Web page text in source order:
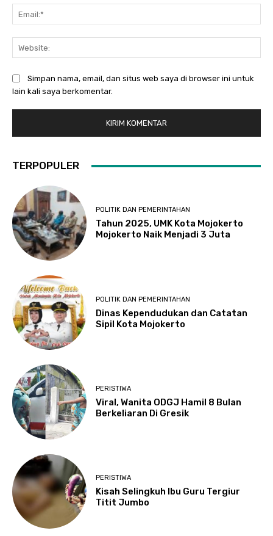
Simpan nama, email, dan situs web saya di browser ini untuk
lain kali saya berkomentar.
TERPOPULER
POLITIK DAN PEMERINTAHAN
Tahun 2025, UMK Kota Mojokerto
Mojokerto Naik Menjadi 3 Juta
POLITIK DAN PEMERINTAHAN
Dinas Kependudukan dan Catatan
Sipil Kota Mojokerto
PERISTIWA
Viral, Wanita ODGJ Hamil 8 Bulan
Berkeliaran Di Gresik
PERISTIWA
Kisah Selingkuh Ibu Guru Tergiur
Titit Jumbo